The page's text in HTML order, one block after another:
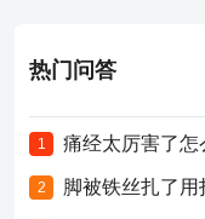
热门问答
1 痛经太厉害了怎
2 脚被铁丝扎了